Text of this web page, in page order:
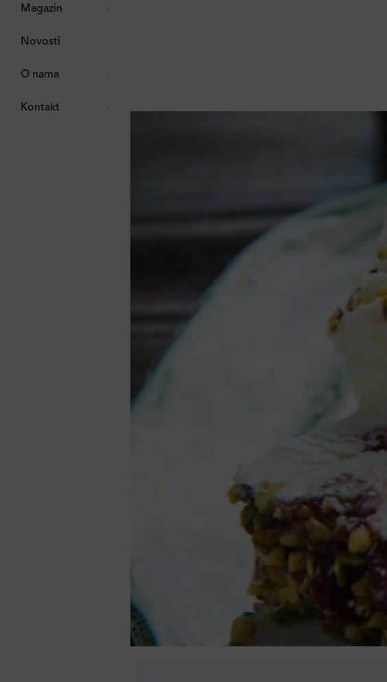
Magazin
Novosti
O nama
ostalo
Kontakt